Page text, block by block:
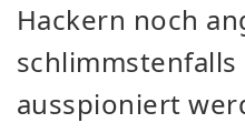
Hackern noch
ausspioniert